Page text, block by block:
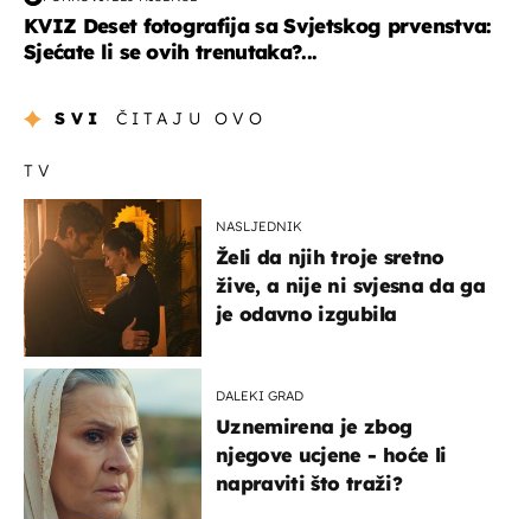
KVIZ Deset fotografija sa Svjetskog prvenstva:
Sjećate li se ovih trenutaka?...
SVI ČITAJU OVO
TV
NASLJEDNIK
Želi da njih troje sretno
žive, a nije ni svjesna da ga
je odavno izgubila
DALEKI GRAD
Uznemirena je zbog
njegove ucjene - hoće li
napraviti što traži?